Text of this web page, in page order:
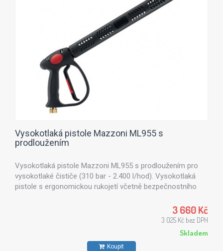
Vysokotlaká pistole Mazzoni ML955 s
prodloužením
Vysokotlaká pistole Mazzoni ML955 s prodloužením pro
vysokotlaké čističe (310 bar - 2.400 l/hod). Vysokotlaká
pistole s ergonomickou rukojetí včetně bezpečnostního
3 660 Kč
3 025 Kč bez DPH
Skladem
Koupit